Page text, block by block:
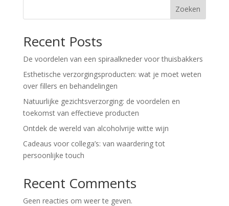
Zoeken
Recent Posts
De voordelen van een spiraalkneder voor thuisbakkers
Esthetische verzorgingsproducten: wat je moet weten
over fillers en behandelingen
Natuurlijke gezichtsverzorging: de voordelen en
toekomst van effectieve producten
Ontdek de wereld van alcoholvrije witte wijn
Cadeaus voor collega’s: van waardering tot
persoonlijke touch
Recent Comments
Geen reacties om weer te geven.